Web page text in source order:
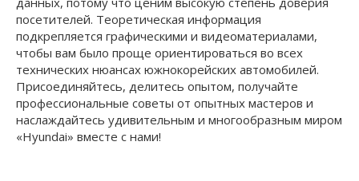
посетителей. Теоретическая информация
подкрепляется графическими и видеоматериалами,
чтобы вам было проще ориентироваться во всех
технических нюансах южнокорейских автомобилей.
Присоединяйтесь, делитесь опытом, получайте
профессиональные советы от опытных мастеров и
наслаждайтесь удивительным и многообразным миром
«Hyundai» вместе с нами!